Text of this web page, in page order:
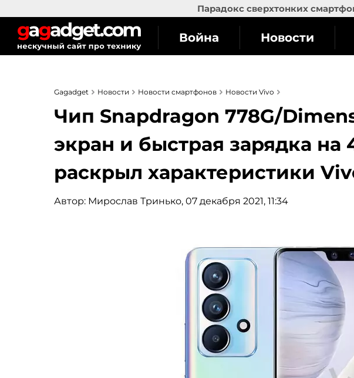
Парадокс сверхтонких
Война Новости
Gagadget Новости Новости смартфонов Новости Vivo
Чип Snapdragon 778G/
экран и быстрая зарядка на
раскрыл характеристики
Автор: Мирослав Тринько, 07 декабря 2021, 11:34